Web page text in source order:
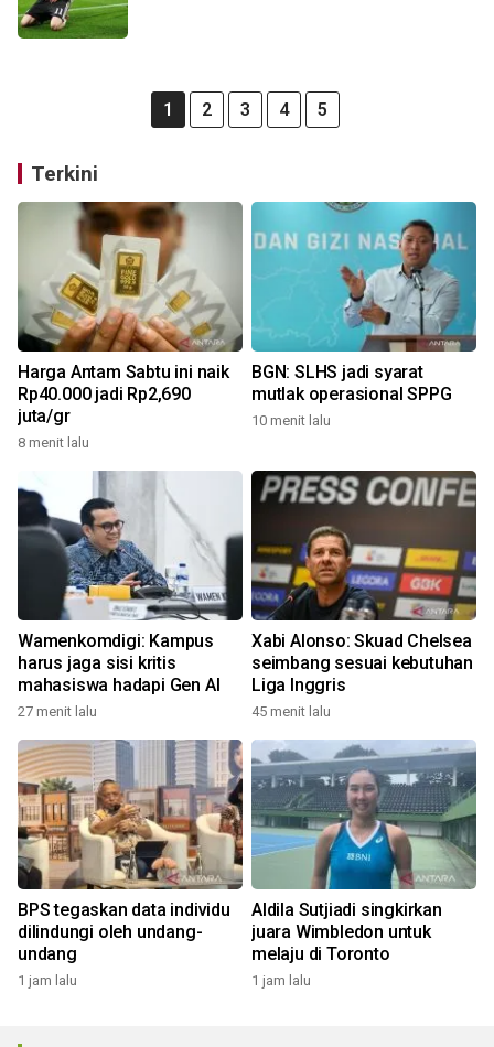
1 2 3 4 5
Terkini
Harga Antam Sabtu ini naik
Rp40.000 jadi Rp2,690
juta/gr
8 menit lalu
BGN: SLHS jadi syarat
mutlak operasional SPPG
10 menit lalu
Wamenkomdigi: Kampus
harus jaga sisi kritis
mahasiswa hadapi Gen AI
27 menit lalu
Xabi Alonso: Skuad Chelsea
seimbang sesuai kebutuhan
Liga Inggris
45 menit lalu
BPS tegaskan data individu
dilindungi oleh undang-
undang
1 jam lalu
Aldila Sutjiadi singkirkan
juara Wimbledon untuk
melaju di Toronto
1 jam lalu